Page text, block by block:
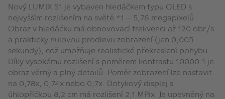
Nový LUMIX S1 je vybaven hledáčkem typu OLED s
nejvyšším rozlišením na světě *1 – 5,76 megapixelů.
Obraz v hledáčku má obnovovací frekvenci až 120 obr/s
a prakticky nulovou prodlevu zobrazení (jen 0,005
sekundy), což umožňuje realistické překreslení pohybu.
Díky vysokému rozlišení s poměrem kontrastu 10000:1 je
obraz věrný a plný detailů. Poměr zobrazení lze nastavit
na 0,78x, 0,74x nebo 0,7x. Dotykový displej s
úhlopříčkou 8,2 cm má rozlišení 2,1 MPix. Je upevněný na